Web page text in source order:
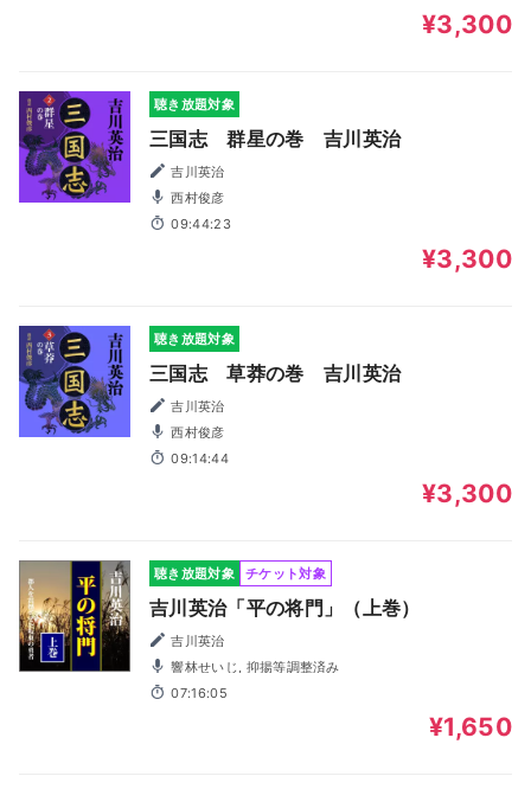
¥3,300
聴き放題対象
三国志 群星の巻 吉川英治
吉川英治
西村俊彦
09:44:23
¥3,300
聴き放題対象
三国志 草莽の巻 吉川英治
吉川英治
西村俊彦
09:14:44
¥3,300
聴き放題対象 チケット対象
吉川英治「平の将門」（上巻）
吉川英治
響林せいじ, 抑揚等調整済み
07:16:05
¥1,650